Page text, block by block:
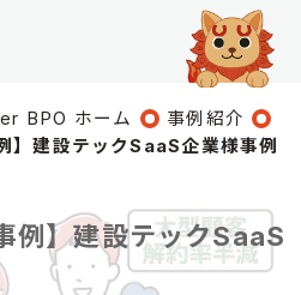
BPO ホーム
事例紹介
】建設テックSaaS企業様事例
例】建設テックSaaS